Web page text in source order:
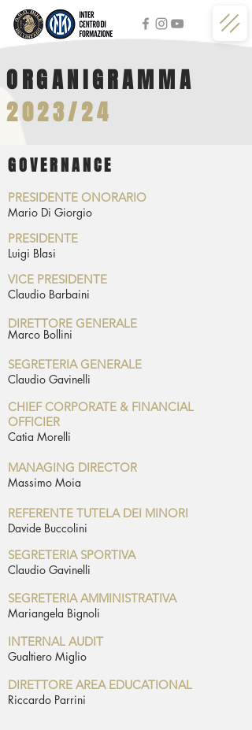
ORGANIGRAMMA
2023/24
GOVERNANCE
PRESIDENTE ONORARIO
Mario Di Giorgio
PRESIDENTE
Luigi Blasi
VICE PRESIDENTE
Claudio Barbaini
DIRETTORE GENERALE
Marco Bollini
SEGRETERIA GENERALE
Claudio Gavinelli
CHIEF CORPORATE & FINANCIAL
OFFICIER
Catia Morelli
MANAGING DIRECTOR
Massimo Moia
REFERENTE TUTELA DEI MINORI
Davide Buccolini
SEGRETERIA SPORTIVA
Claudio Gavinelli
SEGRETERIA AMMINISTRATIVA
Mariangela Bignoli
INTERNAL AUDIT
Gualtiero Miglio
DIRETTORE AREA EDUCATIONAL
Riccardo Parrini